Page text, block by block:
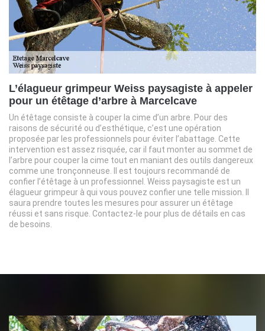
L’élagueur grimpeur Weiss paysagiste à appeler
pour un étêtage d’arbre à Marcelcave
Un étêtage consiste à couper la cime d’un arbre. Pour des
raisons de sécurité ou d’esthétique, c’est une opération
proposée par les professionnels pour éviter l’abattage. Cette
intervention est assez risquée, car il faut monter au sommet de
l’arbre pour couper la cime tout en maniant des outils dangereux
comme une tronçonneuse. Il est toujours recommandé de
confier l’étêtage à un professionnel. Weiss paysagiste est un
élagueur grimpeur à qui vous pouvez confier une telle mission. Il
saura prendre toutes les mesures pour assurer un étêtage
réussi et sans risque. Contactez-le pour plus de détails en cas
de besoins.